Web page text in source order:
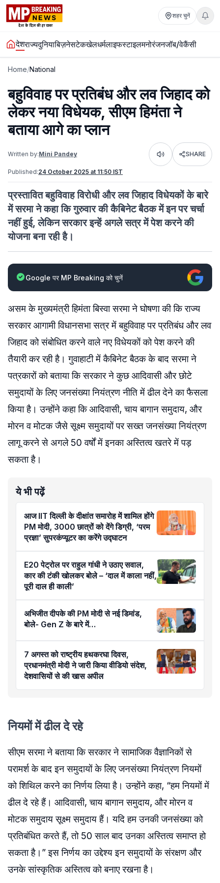
शहर चुनें
देशराज्यदुनियाबिज़नेसटेकखेलधर्मलाइफस्टाइलमनोरंजनजॉब/वेकैंसी
Home/National
बहुविवाह पर प्रतिबंध और लव जिहाद को
लेकर नया विधेयक, सीएम हिमंता ने
बताया आगे का प्लान
Written by:Mini Pandey Listen SHARE
Published:24 October 2025 at 11:50 IST
प्रस्तावित बहुविवाह विरोधी और लव जिहाद विधेयकों के बारे
में सरमा ने कहा कि गुरुवार की कैबिनेट बैठक में इन पर चर्चा
नहीं हुई, लेकिन सरकार इन्हें अगले सत्र में पेश करने की
योजना बना रही है।
Google पर MP Breaking को चुनें
असम के मुख्यमंत्री हिमंता बिस्वा सरमा ने घोषणा की कि राज्य
सरकार आगामी विधानसभा सत्र में बहुविवाह पर प्रतिबंध और लव
जिहाद को संबोधित करने वाले नएविधेयकों को पेश करने की
तैयारी कर रही है।गुवाहाटीमेंकैबिनेटबैठक के बादसरमाने
पत्रकारों को बताया कि सरकार ने कुछ आदिवासी और छोटे
समुदायों के लिए जनसंख्या नियंत्रण नीति में ढील देने का फैसला
किया है। उन्होंने कहा कि आदिवासी, चायबागानसमुदाय, और
मोरनवमोटकजैसे सूक्ष्मसमुदायोंपर सख्त जनसंख्या नियंत्रण
लागू करने से अगले 50 वर्षों में इनका अस्तित्व खतरे में पड़
सकता है।
ये भी पढ़ें
आज IIT दिल्ली के दीक्षांत समारोह में शामिल होंगे
PM मोदी, 3000 छात्रों को देंगे डिग्री, ‘परम
प्रज्ञा’ सुपरकंप्यूटर का करेंगे उद्घाटन
E20 पेट्रोल पर राहुल गांधी ने उठाए सवाल,
कार की टंकी खोलकर बोले – ‘दाल में काला नहीं,
पूरी दाल ही काली’
अभिजीत दीपके की PM मोदी से नई डिमांड,
बोले- Gen Z के बारे में…
7 अगस्त को राष्ट्रीय हथकरघा दिवस,
प्रधानमंत्री मोदी ने जारी किया वीडियो संदेश,
देशवासियों से की खास अपील
नियमों में ढील दे रहे
सीएम सरमाने बताया कि सरकार ने सामाजिक वैज्ञानिकों से
परामर्श के बाद इन समुदायों के लिए जनसंख्या नियंत्रण नियमों
को शिथिल करने का निर्णय लिया है। उन्होंने कहा, “हम नियमों में
ढील दे रहे हैं। आदिवासी, चायबागानसमुदाय, औरमोरनव
मोटकसमुदाय सूक्ष्म समुदाय हैं। यदि हम उनकी जनसंख्या को
प्रतिबंधित करते हैं, तो 50 साल बाद उनका अस्तित्व समाप्त हो
सकता है।” इस निर्णय का उद्देश्य इन समुदायों के संरक्षण और
उनके सांस्कृतिक अस्तित्व को बनाए रखना है।